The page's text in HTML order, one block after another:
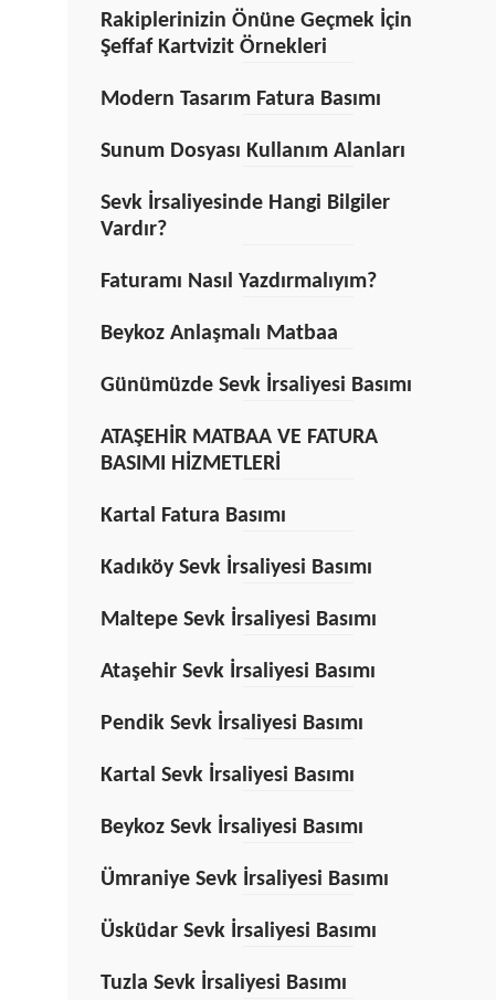
Rakiplerinizin Önüne Geçmek İçin
Şeffaf Kartvizit Örnekleri
Modern Tasarım Fatura Basımı
Sunum Dosyası Kullanım Alanları
Sevk İrsaliyesinde Hangi Bilgiler
Vardır?
Faturamı Nasıl Yazdırmalıyım?
Beykoz Anlaşmalı Matbaa
Günümüzde Sevk İrsaliyesi Basımı
ATAŞEHİR MATBAA VE FATURA
BASIMI HİZMETLERİ
Kartal Fatura Basımı
Kadıköy Sevk İrsaliyesi Basımı
Maltepe Sevk İrsaliyesi Basımı
Ataşehir Sevk İrsaliyesi Basımı
Pendik Sevk İrsaliyesi Basımı
Kartal Sevk İrsaliyesi Basımı
Beykoz Sevk İrsaliyesi Basımı
Ümraniye Sevk İrsaliyesi Basımı
Üsküdar Sevk İrsaliyesi Basımı
Tuzla Sevk İrsaliyesi Basımı